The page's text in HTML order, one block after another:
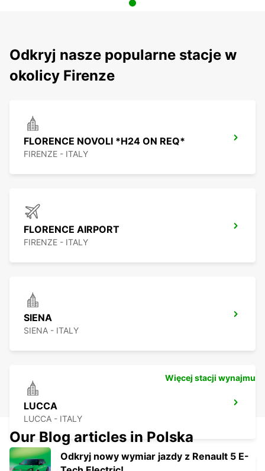
Odkryj nasze popularne stacje w
okolicy Firenze
FLORENCE NOVOLI *H24 ON REQ*
FIRENZE - ITALY
FLORENCE AIRPORT
FIRENZE - ITALY
SIENA
SIENA - ITALY
LUCCA
LUCCA - ITALY
Więcej stacji wynajmu
Our Blog articles in Polska
Odkryj nowy wymiar jazdy z Renault 5 E-